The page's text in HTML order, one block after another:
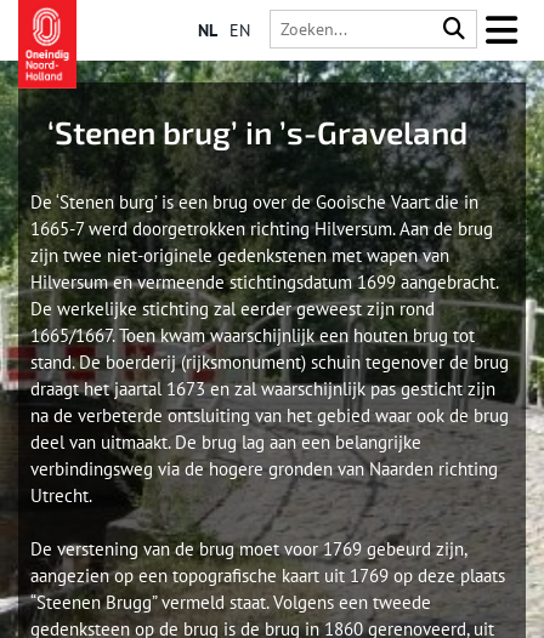
NL EN
‘Stenen brug’ in ’s-Graveland
De ‘Stenen burg’ is een brug over de Gooische Vaart die in
1665-7 werd doorgetrokken richting Hilversum. Aan de brug
zijn twee niet-originele gedenkstenen met wapen van
Hilversum en vermeende stichtingsdatum 1699 aangebracht.
De werkelijke stichting zal eerder geweest zijn rond
1665/1667. Toen kwam waarschijnlijk een houten brug tot
stand. De boerderij (rijksmonument) schuin tegenover de brug
draagt het jaartal 1673 en zal waarschijnlijk pas gesticht zijn
na de verbeterde ontsluiting van het gebied waar ook de brug
deel van uitmaakt. De brug lag aan een belangrijke
verbindingsweg via de hogere gronden van Naarden richting
Utrecht.
De verstening van de brug moet voor 1769 gebeurd zijn,
aangezien op een topografische kaart uit 1769 op deze plaats
“Steenen Brugg” vermeld staat. Volgens een tweede
gedenksteen op de brug is de brug in 1860 gerenoveerd, uit